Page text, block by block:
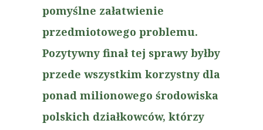
pomyślne załatwienie
przedmiotowego problemu.
Pozytywny finał tej sprawy byłby
przede wszystkim korzystny dla
ponad milionowego środowiska
polskich działkowców, którzy